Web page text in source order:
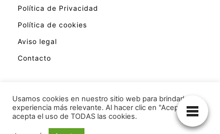
Política de Privacidad
Política de cookies
Aviso legal
Contacto
Esta es una página web que trata sobre
Usamos cookies en nuestro sitio web para brindarle la
experiencia más relevante. Al hacer clic en "Aceptar",
acepta el uso de TODAS las cookies.